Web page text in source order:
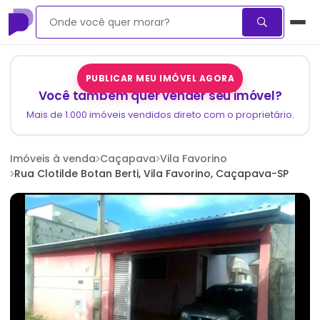
PUBLICAR MEU IMÓVEL AGORA
Você também quer vender seu imóvel?
Mais de 1.000 imóveis vendidos direto com o proprietário.
Imóveis à venda Caçapava Vila Favorino
Rua Clotilde Botan Berti, Vila Favorino, Caçapava-SP